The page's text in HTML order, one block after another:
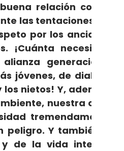
relación con la
las tentaciones del
por los ancianos
¡Cuánta necesidad
generacional
jóvenes, de dialogo
nietos! Y, además,
nuestra casa
tremendamente
peligro. Y también el
de la vida interior,